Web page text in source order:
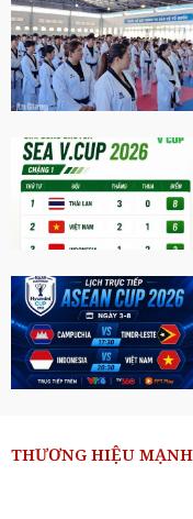
THƯƠNG HIỆU